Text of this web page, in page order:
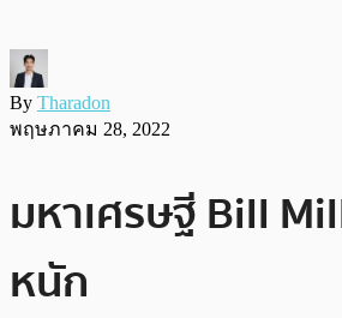
By Tharadon
พฤษภาคม 28, 2022
มหาเศรษฐี Bill
หนัก